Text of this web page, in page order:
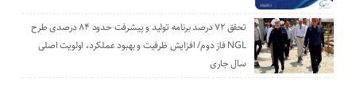
تحقق ۷۲ درصد برنامه تولید و پیشرفت حدود ۸۴ درصدی طرح
NGL فاز دوم/ افزایش ظرفیت و بهبود عملکرد، اولویت اصلی
سال جاری